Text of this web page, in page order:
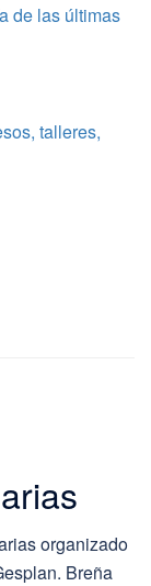
de las últimas
talleres,
organizado
Breña